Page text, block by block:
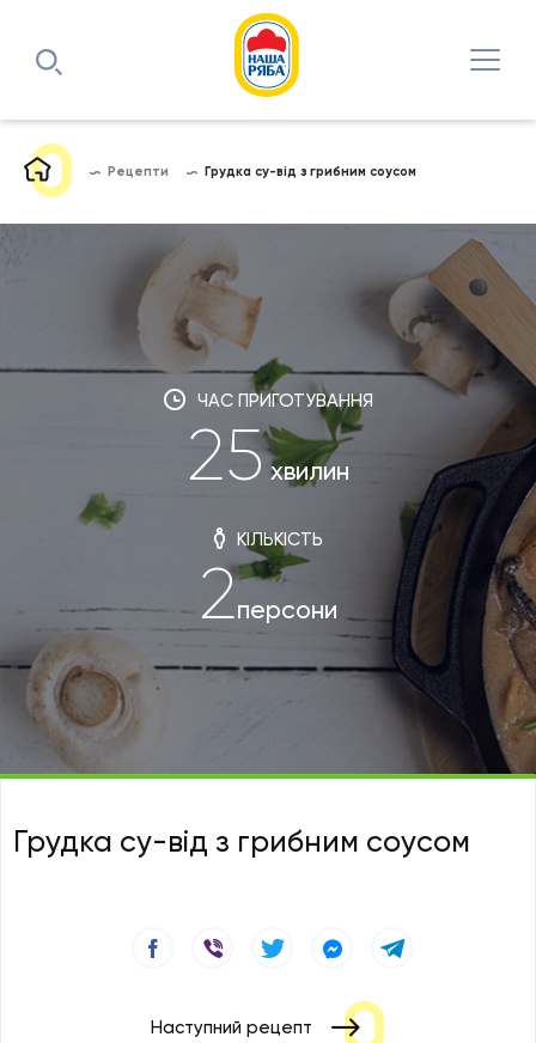
Рецепти Грудка су-від з грибним соусом
ЧАС ПРИГОТУВАННЯ
25 хвилин
КІЛЬКІСТЬ
2персони
Грудка су-від з грибним соусом
Наступний рецепт